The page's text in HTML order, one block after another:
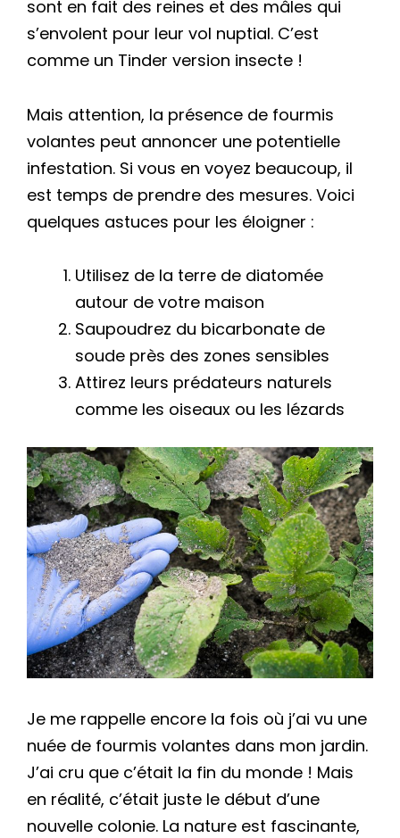
sont en fait des reines et des mâles qui
s’envolent pour leur vol nuptial. C’est
comme un Tinder version insecte !
Mais attention, la présence de fourmis
volantes peut annoncer une potentielle
infestation. Si vous en voyez beaucoup, il
est temps de prendre des mesures. Voici
quelques astuces pour les éloigner :
Utilisez de la terre de diatomée
autour de votre maison
Saupoudrez du bicarbonate de
soude près des zones sensibles
Attirez leurs prédateurs naturels
comme les oiseaux ou les lézards
Je me rappelle encore la fois où j’ai vu une
nuée de fourmis volantes dans mon jardin.
J’ai cru que c’était la fin du monde ! Mais
en réalité, c’était juste le début d’une
nouvelle colonie. La nature est fascinante,